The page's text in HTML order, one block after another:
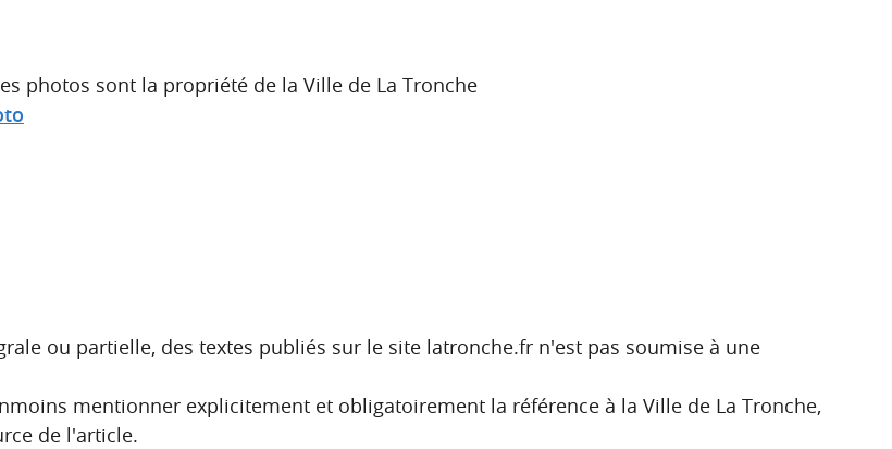
photos sont la propriété de la Ville de La Tronche
ou partielle, des textes publiés sur le site latronche.fr n'est pas soumise à une
mentionner explicitement et obligatoirement la référence à la Ville de La Tronche,
de l'article.